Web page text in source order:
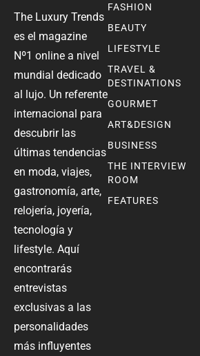
The Luxury Trends
es el magazine
Nº1 online a nivel
mundial dedicado
al lujo. Un referente
internacional para
descubrir las
últimas tendencias
en moda, viajes,
gastronomía, arte,
relojería, joyería,
tecnología y
lifestyle. Aquí
encontrarás
entrevistas
exclusivas a las
personalidades
más influyentes
FASHION
BEAUTY
LIFESTYLE
TRAVEL &
DESTINATIONS
GOURMET
ART&DESIGN
BUSINESS
THE INTERVIEW
ROOM
FEATURES